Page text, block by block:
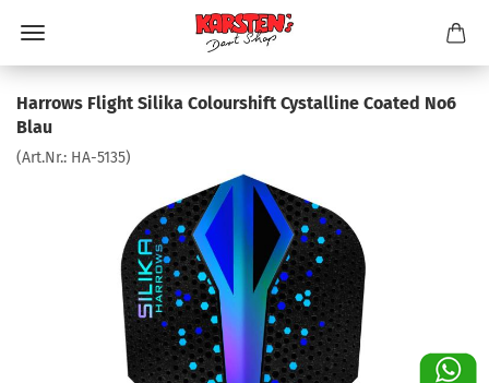
Harrows Flight Silika Colourshift Cystalline Coated No6
Blau
(Art.Nr.: HA-5135)